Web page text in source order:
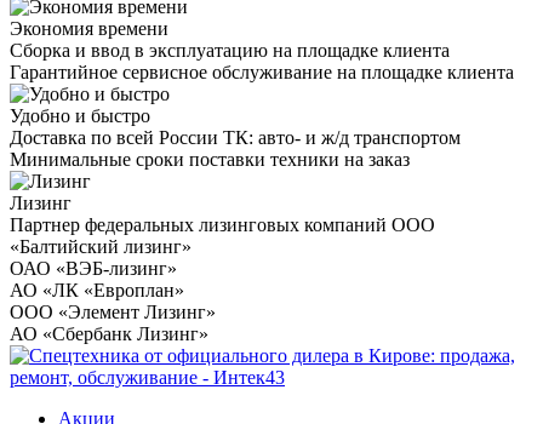
Экономия времени
Сборка и ввод в эксплуатацию на площадке клиента
Гарантийное сервисное обслуживание на площадке клиента
Удобно и быстро
Доставка по всей России ТК: авто- и ж/д транспортом
Минимальные сроки поставки техники на заказ
Лизинг
Партнер федеральных лизинговых компаний ООО
«Балтийский лизинг»
ОАО «ВЭБ-лизинг»
АО «ЛК «Европлан»
ООО «Элемент Лизинг»
АО «Сбербанк Лизинг»
Акции